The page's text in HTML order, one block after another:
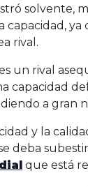
solvente,
capacidad, ya
rival.
un rival
capacidad
a gran
y la
deba
que está